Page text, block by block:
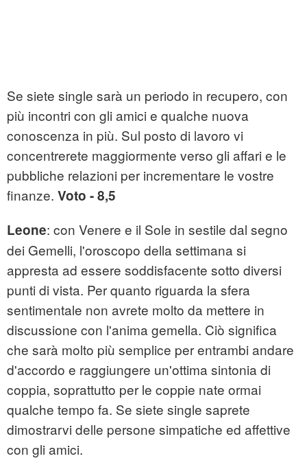
Se siete single sarà un periodo in recupero, con
più incontri con gli amici e qualche nuova
conoscenza in più. Sul posto di lavoro vi
concentrerete maggiormente verso gli affari e le
pubbliche relazioni per incrementare le vostre
finanze. Voto - 8,5
Leone: con Venere e il Sole in sestile dal segno
dei Gemelli, l'oroscopo della settimana si
appresta ad essere soddisfacente sotto diversi
punti di vista. Per quanto riguarda la sfera
sentimentale non avrete molto da mettere in
discussione con l'anima gemella. Ciò significa
che sarà molto più semplice per entrambi andare
d'accordo e raggiungere un'ottima sintonia di
coppia, soprattutto per le coppie nate ormai
qualche tempo fa. Se siete single saprete
dimostrarvi delle persone simpatiche ed affettive
con gli amici.